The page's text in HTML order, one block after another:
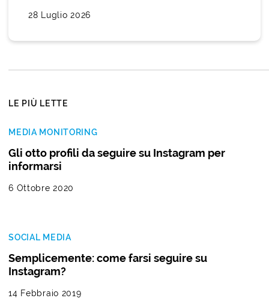
28 Luglio 2026
LE PIÙ LETTE
MEDIA MONITORING
Gli otto profili da seguire su Instagram per
informarsi
6 Ottobre 2020
SOCIAL MEDIA
Semplicemente: come farsi seguire su
Instagram?
14 Febbraio 2019